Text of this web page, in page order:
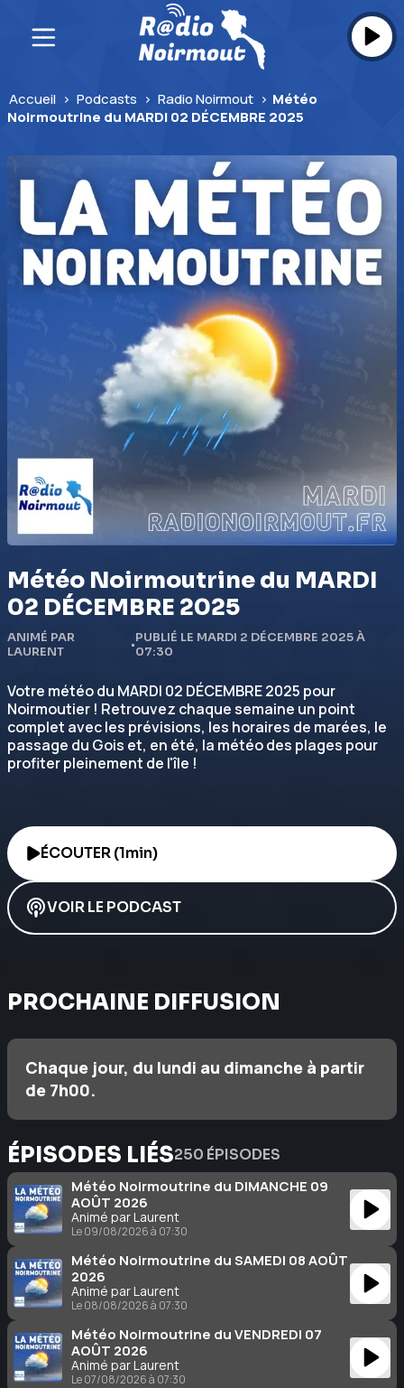
Accueil > Podcasts > Radio Noirmout > Météo
Noirmoutrine du MARDI 02 DÉCEMBRE 2025
Météo Noirmoutrine du MARDI
02 DÉCEMBRE 2025
ANIMÉ PAR
LAURENT
•PUBLIÉ LE MARDI 2 DÉCEMBRE 2025 À
07:30
Votre météo du MARDI 02 DÉCEMBRE 2025 pour
Noirmoutier ! Retrouvez chaque semaine un point
complet avec les prévisions, les horaires de marées, le
passage du Gois et, en été, la météo des plages pour
profiter pleinement de l'île !
ÉCOUTER (1min)
VOIR LE PODCAST
PROCHAINE DIFFUSION
Chaque jour, du lundi au dimanche à partir
de 7h00.
ÉPISODES LIÉS250 ÉPISODES
Météo Noirmoutrine du DIMANCHE 09
AOÛT 2026
Animé par Laurent
Le 09/08/2026 à 07:30
Météo Noirmoutrine du SAMEDI 08 AOÛT
2026
Animé par Laurent
Le 08/08/2026 à 07:30
Météo Noirmoutrine du VENDREDI 07
AOÛT 2026
Animé par Laurent
Le 07/08/2026 à 07:30